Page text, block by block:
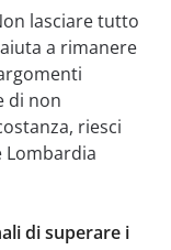
lasciare tutto
a rimanere
di non
riesci
Lombardia
di superare i